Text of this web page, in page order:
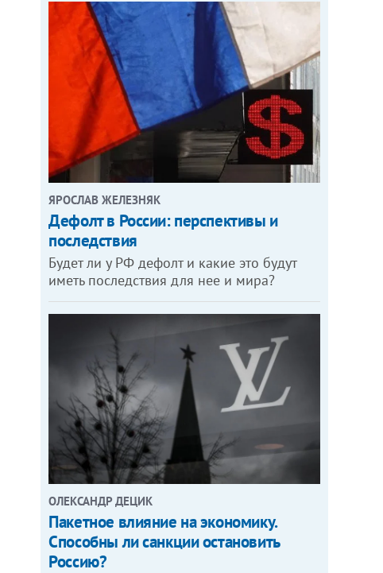
ЯРОСЛАВ ЖЕЛЕЗНЯК
Дефолт в России: перспективы и
последствия
Будет ли у РФ дефолт и какие это будут
иметь последствия для нее и мира?
ОЛЕКСАНДР ДЕЦИК
Пакетное влияние на экономику.
Способны ли санкции остановить
Россию?